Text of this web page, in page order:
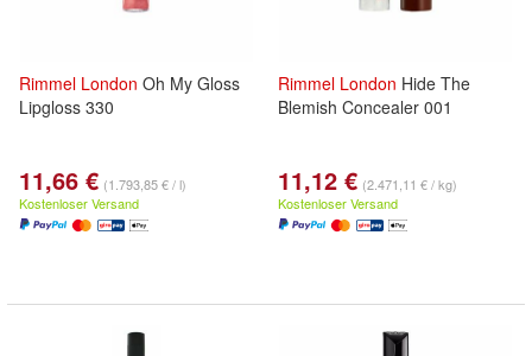
Rimmel London Oh My Gloss
Lipgloss 330
11,66 € (1.793,85 € / l)
Kostenloser Versand
Rimmel London Hide The
Blemish Concealer 001
11,12 € (2.471,11 € / kg)
Kostenloser Versand